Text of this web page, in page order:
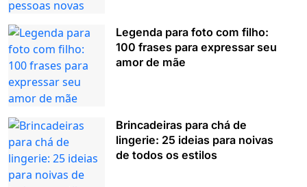
Legenda para foto com filho:
100 frases para expressar seu
amor de mãe
Brincadeiras para chá de
lingerie: 25 ideias para noivas
de todos os estilos